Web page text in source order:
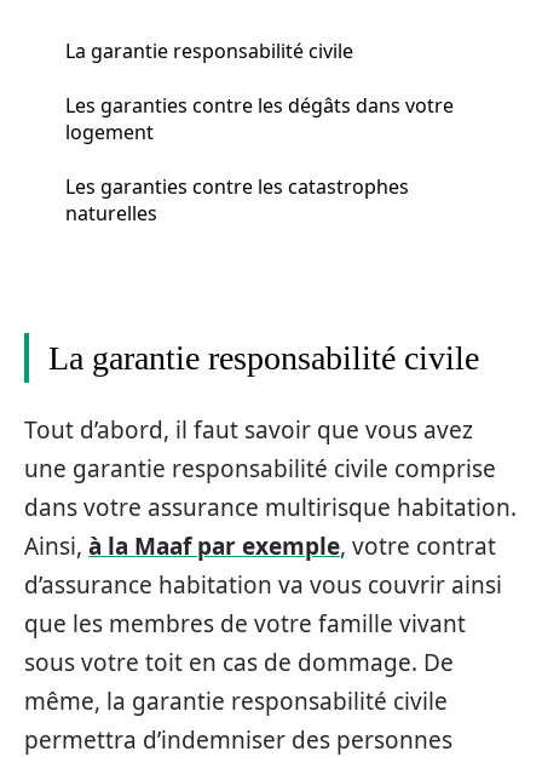
La garantie responsabilité civile
Les garanties contre les dégâts dans votre
logement
Les garanties contre les catastrophes
naturelles
La garantie responsabilité civile
Tout d’abord, il faut savoir que vous avez
une garantie responsabilité civile comprise
dans votre assurance multirisque habitation.
Ainsi, à la Maaf par exemple, votre contrat
d’assurance habitation va vous couvrir ainsi
que les membres de votre famille vivant
sous votre toit en cas de dommage. De
même, la garantie responsabilité civile
permettra d’indemniser des personnes